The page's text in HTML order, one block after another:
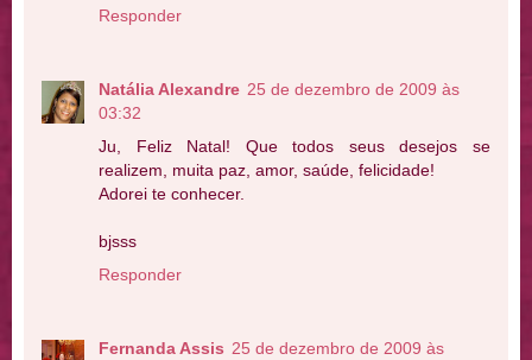
Responder
Natália Alexandre 25 de dezembro de 2009 às
03:32
Ju, Feliz Natal! Que todos seus desejos se
realizem, muita paz, amor, saúde, felicidade!
Adorei te conhecer.
bjsss
Responder
Fernanda Assis 25 de dezembro de 2009 às